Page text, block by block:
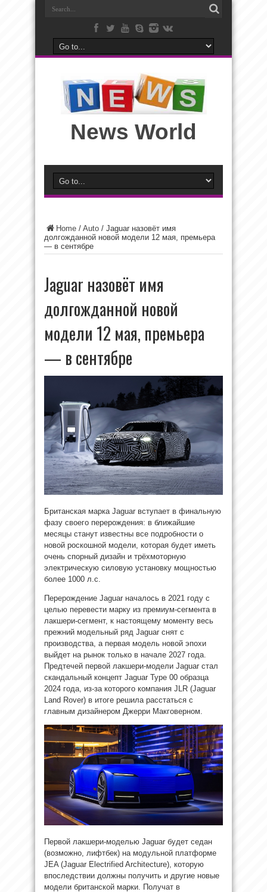
News World
Home / Auto / Jaguar назовёт имя
долгожданной новой модели 12 мая, премьера
— в сентябре
Jaguar назовёт имя
долгожданной новой
модели 12 мая, премьера
— в сентябре
Британская марка Jaguar вступает в финальную
фазу своего перерождения: в ближайшие
месяцы станут известны все подробности о
новой роскошной модели, которая будет иметь
очень спорный дизайн и трёхмоторную
электрическую силовую установку мощностью
более 1000 л.с.
Перерождение Jaguar началось в 2021 году с
целью перевести марку из премиум-сегмента в
лакшери-сегмент, к настоящему моменту весь
прежний модельный ряд Jaguar снят с
производства, а первая модель новой эпохи
выйдет на рынок только в начале 2027 года.
Предтечей первой лакшери-модели Jaguar стал
скандальный концепт Jaguar Type 00 образца
2024 года, из-за которого компания JLR (Jaguar
Land Rover) в итоге решила расстаться с
главным дизайнером Джерри Макговерном.
Первой лакшери-моделью Jaguar будет седан
(возможно, лифтбек) на модульной платформе
JEA (Jaguar Electrified Architecture), которую
впоследствии должны получить и другие новые
модели британской марки. Получат в